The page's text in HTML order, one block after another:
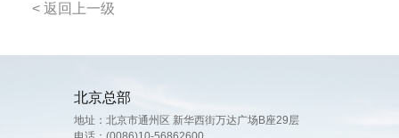
< 返回上一级
北京总部
地址：北京市通州区 新华西街万达广场B座29层